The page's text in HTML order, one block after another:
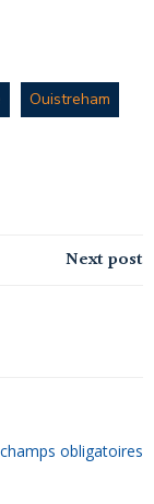
Ouistreham
Next post
obligatoires